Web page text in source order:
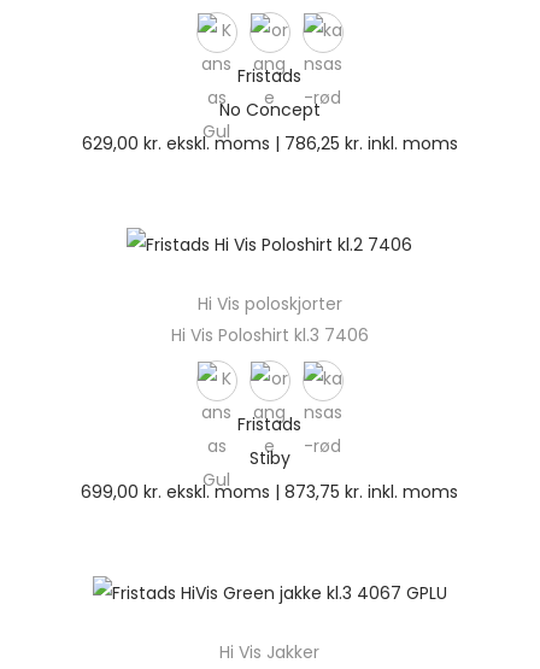
Fristads
No Concept
629,00 kr. ekskl. moms | 786,25 kr. inkl. moms
Hi Vis poloskjorter
Hi Vis Poloshirt kl.3 7406
Fristads
Stiby
699,00kr. ekskl. moms |873,75kr. inkl. moms
Hi Vis Jakker